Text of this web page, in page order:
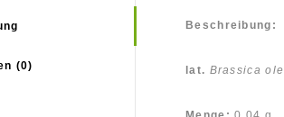
(0)
Beschreibung:
lat. Brassica